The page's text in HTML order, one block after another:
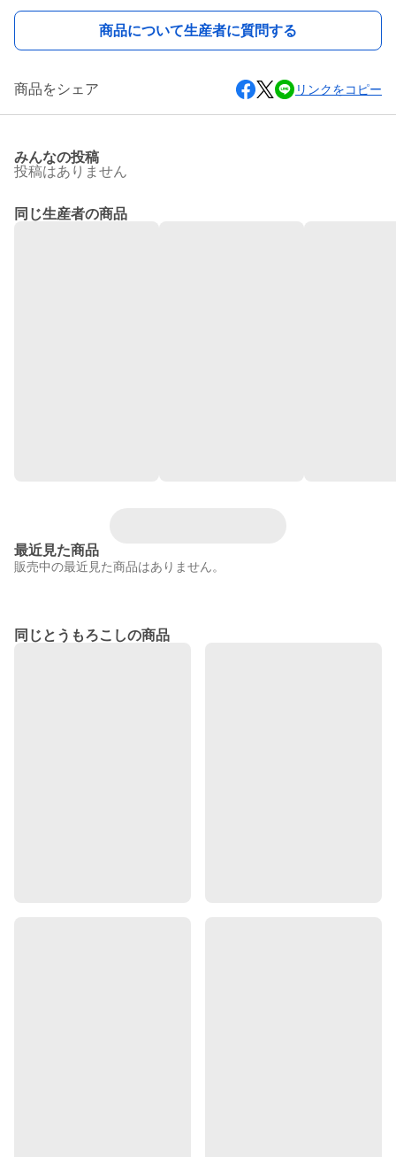
商品について生産者に質問する
商品をシェア リンクをコピー
みんなの投稿
投稿はありません
同じ生産者の商品
最近見た商品
販売中の最近見た商品はありません。
同じとうもろこしの商品